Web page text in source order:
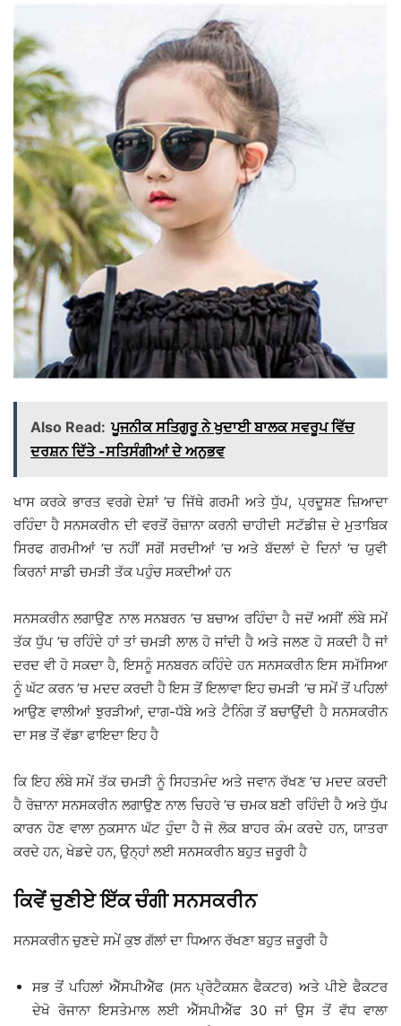
Also Read: ਪੂਜਨੀਕ ਸਤਿਗੁਰੂ ਨੇ ਖੁਦਾਈ ਬਾਲਕ ਸਵਰੂਪ ਵਿੱਚ
ਦਰਸ਼ਨ ਦਿੱਤੇ -ਸਤਿਸੰਗੀਆਂ ਦੇ ਅਨੁਭਵ
ਖਾਸ ਕਰਕੇ ਭਾਰਤ ਵਰਗੇ ਦੇਸ਼ਾਂ ’ਚ ਜਿੱਥੇ ਗਰਮੀ ਅਤੇ ਧੁੱਪ, ਪ੍ਰਦੂਸ਼ਣ ਜ਼ਿਆਦਾ
ਰਹਿੰਦਾ ਹੈ ਸਨਸਕਰੀਨ ਦੀ ਵਰਤੋਂ ਰੋਜ਼ਾਨਾ ਕਰਨੀ ਚਾਹੀਦੀ ਸਟੱਡੀਜ਼ ਦੇ ਮੁਤਾਬਿਕ
ਸਿਰਫ ਗਰਮੀਆਂ ’ਚ ਨਹੀਂ ਸਗੋਂ ਸਰਦੀਆਂ ’ਚ ਅਤੇ ਬੱਦਲਾਂ ਦੇ ਦਿਨਾਂ ’ਚ ਯੁਵੀ
ਕਿਰਨਾਂ ਸਾਡੀ ਚਮੜੀ ਤੱਕ ਪਹੁੰਚ ਸਕਦੀਆਂ ਹਨ
ਸਨਸਕਰੀਨ ਲਗਾਉਣ ਨਾਲ ਸਨਬਰਨ ’ਚ ਬਚਾਅ ਰਹਿੰਦਾ ਹੈ ਜਦੋਂ ਅਸੀਂ ਲੰਬੇ ਸਮੇਂ
ਤੱਕ ਧੁੱਪ ’ਚ ਰਹਿੰਦੇ ਹਾਂ ਤਾਂ ਚਮੜੀ ਲਾਲ ਹੋ ਜਾਂਦੀ ਹੈ ਅਤੇ ਜਲਣ ਹੋ ਸਕਦੀ ਹੈ ਜਾਂ
ਦਰਦ ਵੀ ਹੋ ਸਕਦਾ ਹੈ, ਇਸਨੂੰ ਸਨਬਰਨ ਕਹਿੰਦੇ ਹਨ ਸਨਸਕਰੀਨ ਇਸ ਸਮੱਸਿਆ
ਨੂੰ ਘੱਟ ਕਰਨ ’ਚ ਮਦਦ ਕਰਦੀ ਹੈ ਇਸ ਤੋਂ ਇਲਾਵਾ ਇਹ ਚਮੜੀ ’ਚ ਸਮੇਂ ਤੋਂ ਪਹਿਲਾਂ
ਆਉਣ ਵਾਲੀਆਂ ਝੁਰੜੀਆਂ, ਦਾਗ-ਧੱਬੇ ਅਤੇ ਟੈਨਿੰਗ ਤੋਂ ਬਚਾਉਂਦੀ ਹੈ ਸਨਸਕਰੀਨ
ਦਾ ਸਭ ਤੋਂ ਵੱਡਾ ਫਾਇਦਾ ਇਹ ਹੈ
ਕਿ ਇਹ ਲੰਬੇ ਸਮੇਂ ਤੱਕ ਚਮੜੀ ਨੂੰ ਸਿਹਤਮੰਦ ਅਤੇ ਜਵਾਨ ਰੱਖਣ ’ਚ ਮਦਦ ਕਰਦੀ
ਹੈ ਰੋਜ਼ਾਨਾ ਸਨਸਕਰੀਨ ਲਗਾਉਣ ਨਾਲ ਚਿਹਰੇ ’ਚ ਚਮਕ ਬਣੀ ਰਹਿੰਦੀ ਹੈ ਅਤੇ ਧੁੱਪ
ਕਾਰਨ ਹੋਣ ਵਾਲਾ ਨੁਕਸਾਨ ਘੱਟ ਹੁੰਦਾ ਹੈ ਜੋ ਲੋਕ ਬਾਹਰ ਕੰਮ ਕਰਦੇ ਹਨ, ਯਾਤਰਾ
ਕਰਦੇ ਹਨ, ਖੇਡਦੇ ਹਨ, ਉਨ੍ਹਾਂ ਲਈ ਸਨਸਕਰੀਨ ਬਹੁਤ ਜ਼ਰੂਰੀ ਹੈ
ਕਿਵੇਂ ਚੁਣੀਏ ਇੱਕ ਚੰਗੀ ਸਨਸਕਰੀਨ
ਸਨਸਕਰੀਨ ਚੁਣਦੇ ਸਮੇਂ ਕੁਝ ਗੱਲਾਂ ਦਾ ਧਿਆਨ ਰੱਖਣਾ ਬਹੁਤ ਜ਼ਰੂਰੀ ਹੈ
ਸਭ ਤੋਂ ਪਹਿਲਾਂ ਐੱਸਪੀਐੱਫ (ਸਨ ਪ੍ਰੋਟੈਕਸ਼ਨ ਫੈਕਟਰ) ਅਤੇ ਪੀਏ ਫੈਕਟਰ
ਦੇਖੋ ਰੋਜਾਨਾ ਇਸਤੇਮਾਲ ਲਈ ਐੱਸਪੀਐੱਫ 30 ਜਾਂ ਉਸ ਤੋਂ ਵੱਧ ਵਾਲਾ